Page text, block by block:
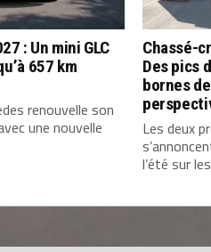
: Un mini GLC
657 km
renouvelle son
une nouvelle
Chassé-
Des pics
bornes
Les deux
l’été sur